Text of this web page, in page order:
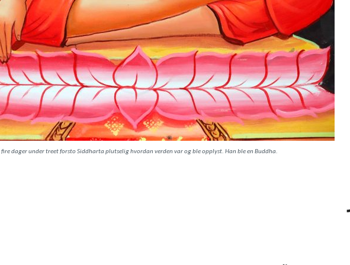
fire dager under treet forsto Siddharta plutselig hvordan verden var og ble opplyst. Han ble en Buddha.